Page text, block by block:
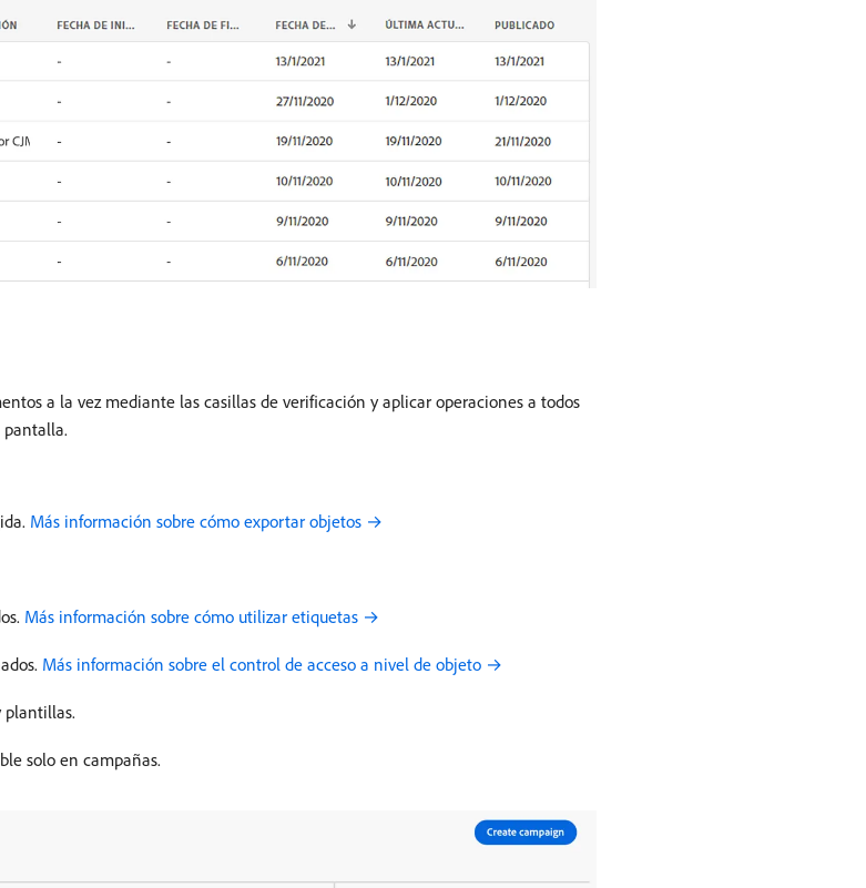
a la vez mediante las casillas de verificación y aplicar operaciones a todos
pantalla.
Más información sobre cómo exportar objetos →
Más información sobre cómo utilizar etiquetas →
Más información sobre el control de acceso a nivel de objeto →
plantillas.
solo en campañas.